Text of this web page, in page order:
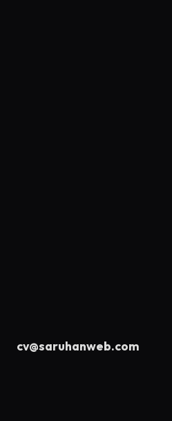
cv@saruhanweb.com